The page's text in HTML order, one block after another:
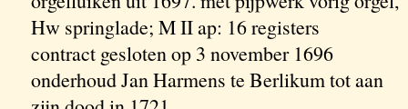
Hw springlade; M II ap: 16 registers
contract gesloten op 3 november 1696
onderhoud Jan Harmens te Berlikum tot aan